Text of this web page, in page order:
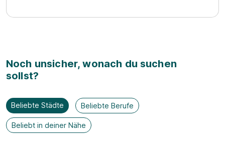
Noch unsicher, wonach du suchen
sollst?
Beliebte Städte Beliebte Berufe
Beliebt in deiner Nähe